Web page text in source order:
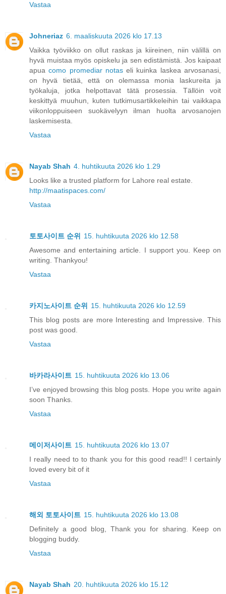
Vastaa
Johneriaz 6. maaliskuuta 2026 klo 17.13
Vaikka työviikko on ollut raskas ja kiireinen, niin välillä on
hyvä muistaa myös opiskelu ja sen edistämistä. Jos kaipaat
apuacomo promediar notaseli kuinka laskea arvosanasi,
on hyvä tietää, että on olemassa monia laskureita ja
työkaluja, jotka helpottavat tätä prosessia. Tällöin voit
keskittyä muuhun, kuten tutkimusartikkeleihin tai vaikkapa
viikonloppuiseen suokävelyyn ilman huolta arvosanojen
laskemisesta.
Vastaa
Nayab Shah 4. huhtikuuta 2026 klo 1.29
Looks like a trusted platform for Lahore real estate.
http://maatispaces.com/
Vastaa
토토사이트 순위
15. huhtikuuta 2026 klo 12.58
Awesome and entertaining article. I support you. Keep on
writing. Thankyou!
Vastaa
카지노사이트 순위
15. huhtikuuta 2026 klo 12.59
This blog posts are more Interesting and Impressive. This
post was good.
Vastaa
바카라사이트 15. huhtikuuta 2026 klo 13.06
I’ve enjoyed browsing this blog posts. Hope you write again
soon Thanks.
Vastaa
메이저사이트 15. huhtikuuta 2026 klo 13.07
I really need to to thank you for this good read!! I certainly
loved every bit of it
Vastaa
해외 토토사이트 15. huhtikuuta 2026 klo 13.08
Definitely a good blog, Thank you for sharing. Keep on
blogging buddy.
Vastaa
Nayab Shah 20. huhtikuuta 2026 klo 15.12